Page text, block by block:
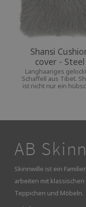
Shansi
cover - Steel
Langhaariges
Schaffell aus Tibet.
ist nicht nur ein
AB
Skinnwille ist ein
arbeiten mit
Teppichen und Möbeln.